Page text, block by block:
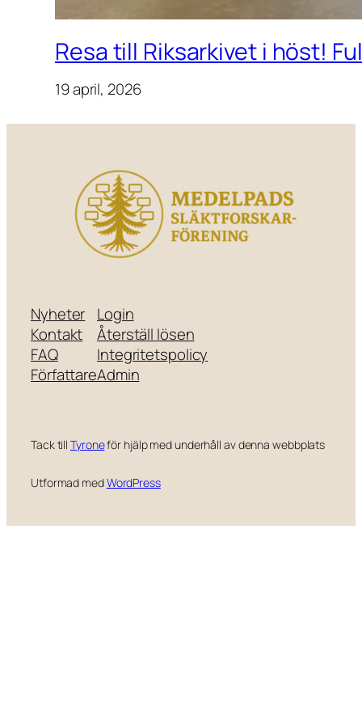
Resa till Riksarkivet i höst!
19 april, 2026
Nyheter
Kontakt
FAQ
Författare
Login
Återställ lösen
Integritetspolicy
Admin
Tack tillTyroneför hjälp med underhåll av denna webbplats
Utformad medWordPress